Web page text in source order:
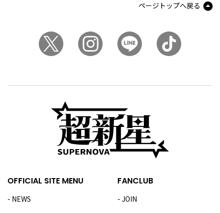
ページトップへ戻る
OFFICIAL SITE MENU
NEWS
FANCLUB
JOIN